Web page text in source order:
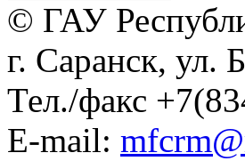
© ГАУ
г. Саранск, ул.
Тел./факс
E-mail: